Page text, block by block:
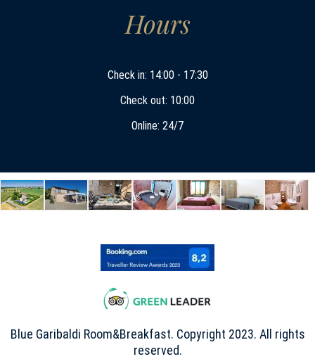
Hours
Check in: 14:00 - 17:30
Check out: 10:00
Online: 24/7
Blue Garibaldi Room&Breakfast. Copyright 2023. All rights
reserved.